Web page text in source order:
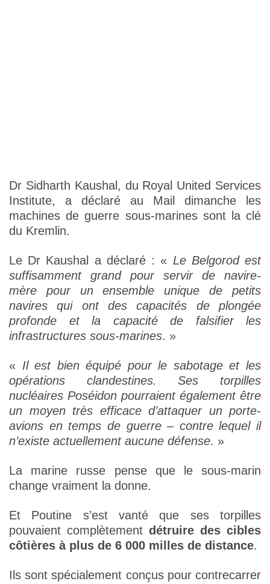
Dr Sidharth Kaushal, du Royal United Services
Institute, a déclaré au Mail dimanche les
machines de guerre sous-marines sont la clé
du Kremlin.
Le Dr Kaushal a déclaré : « Le Belgorod est
suffisamment grand pour servir de navire-
mère pour un ensemble unique de petits
navires qui ont des capacités de plongée
profonde et la capacité de falsifier les
infrastructures sous-marines. »
« Il est bien équipé pour le sabotage et les
opérations clandestines. Ses torpilles
nucléaires Poséidon pourraient également être
un moyen très efficace d’attaquer un porte-
avions en temps de guerre – contre lequel il
n’existe actuellement aucune défense. »
La marine russe pense que le sous-marin
change vraiment la donne.
Et Poutine s’est vanté que ses torpilles
pouvaient complètement détruire des cibles
côtières à plus de 6 000 milles de distance.
Ils sont spécialement conçus pour contrecarrer